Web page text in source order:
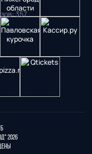
:357
2026